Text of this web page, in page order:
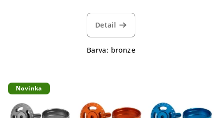
Detail
Barva: bronze
Novinka